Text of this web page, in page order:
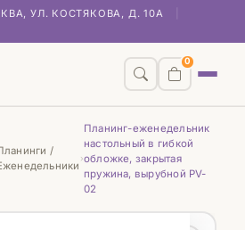
УЛ. КОСТЯКОВА, Д. 10А
0
/
›
Планинг-еженедельник
настольный в гибкой
обложке, закрытая
пружина, вырубной PV-
02